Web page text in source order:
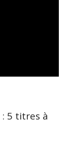
: 5 titres à